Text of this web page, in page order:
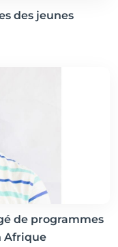
des jeunes
de programmes
Afrique